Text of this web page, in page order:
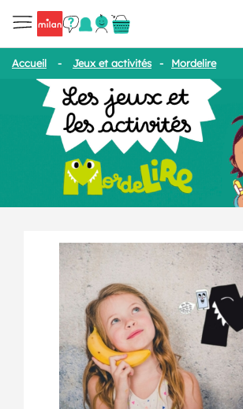
Accueil - Jeux et activités - Mordelire